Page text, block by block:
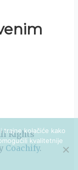
Rights
Coachify.
trajne kolačiće kako
kvalitetnije